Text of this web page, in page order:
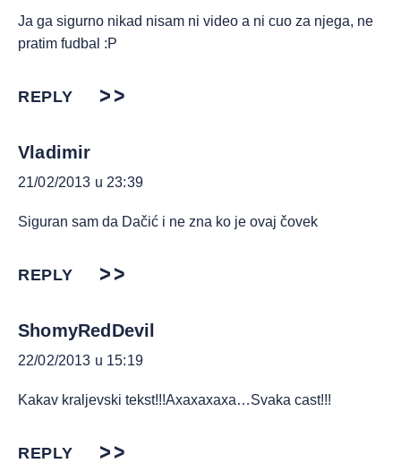
Ja ga sigurno nikad nisam ni video a ni cuo za njega, ne
pratim fudbal :P
REPLY
Vladimir
21/02/2013 u 23:39
Siguran sam da Dačić i ne zna ko je ovaj čovek
REPLY
ShomyRedDevil
22/02/2013 u 15:19
Kakav kraljevski tekst!!!Axaxaxaxa…Svaka cast!!!
REPLY